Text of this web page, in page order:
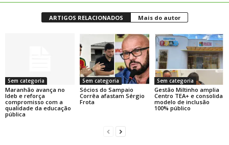
ARTIGOS RELACIONADOS Mais do autor
Sem categoria
Maranhão avança no
Ideb e reforça
compromisso com a
qualidade da educação
pública
Sem categoria
Sócios do Sampaio
Corrêa afastam Sérgio
Frota
Sem categoria
Gestão Miltinho amplia
Centro TEA+ e consolida
modelo de inclusão
100% público